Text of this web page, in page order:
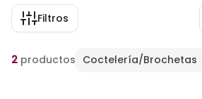
Filtros
2 productos Coctelería/Brochetas